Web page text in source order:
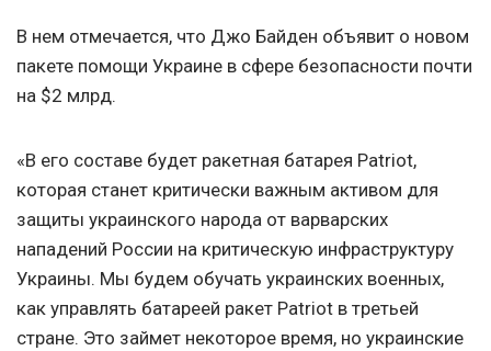
В нем отмечается, что Джо Байден объявит о новом
пакете помощи Украине в сфере безопасности почти
на $2 млрд.
«В его составе будет ракетная батарея Patriot,
которая станет критически важным активом для
защиты украинского народа от варварских
нападений России на критическую инфраструктуру
Украины. Мы будем обучать украинских военных,
как управлять батареей ракет Patriot в третьей
стране. Это займет некоторое время, но украинские